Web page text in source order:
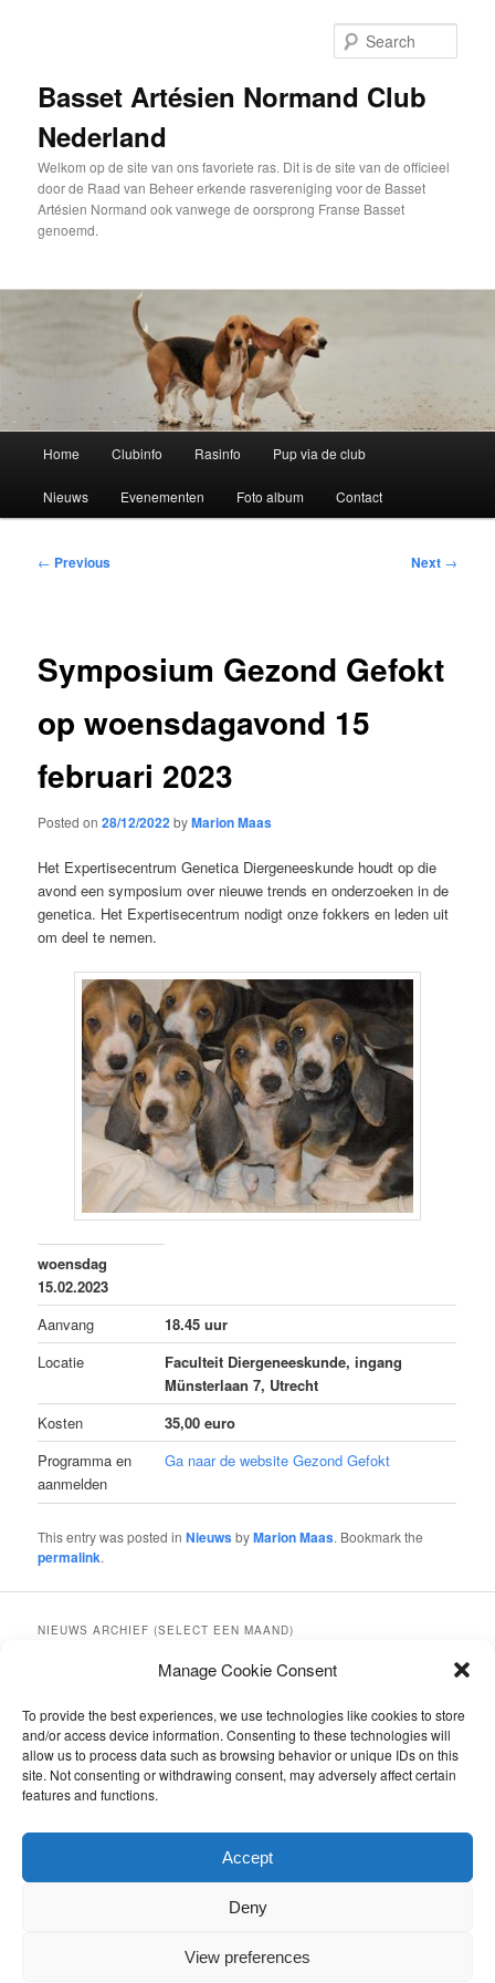
Manage Cookie Consent
To provide the best experiences, we use technologies like cookies to store
and/or access device information. Consenting to these technologies will
allow us to process data such as browsing behavior or unique IDs on this
site. Not consenting or withdrawing consent, may adversely affect certain
features and functions.
Accept
Deny
View preferences
Basset Artésien Normand Club
Nederland
Welkom op de site van ons favoriete ras. Dit is de site van de officieel
door de Raad van Beheer erkende rasvereniging voor de Basset
Artésien Normand ook vanwege de oorsprong Franse Basset
genoemd.
Home Clubinfo Rasinfo Pup via de club
Nieuws Evenementen Foto album Contact
Post
← Previous Next →
Symposium Gezond Gefokt
op woensdagavond 15
februari 2023
Posted on28/12/2022byMarion Maas
Het Expertisecentrum Genetica Diergeneeskunde houdt op die
avond een symposium over nieuwe trends en onderzoeken in de
genetica. Het Expertisecentrum nodigt onze fokkers en leden uit
om deel te nemen.
woensdag
15.02.2023
Aanvang
18.45 uur
Locatie
Faculteit Diergeneeskunde, ingang
Münsterlaan 7, Utrecht
Kosten
35,00 euro
Programma en
aanmelden
Ga naar de website Gezond Gefokt
This entry was posted inNieuwsbyMarion Maas. Bookmark the
permalink.
NIEUWS ARCHIEF (SELECT EEN MAAND)
een
maand)
LAATSTE BERICHTEN
Jonge Hondendag 20 september 2026 in Soest
Pups verwacht
Zomerwandeling ‘Het Leesten’ 14 juni 2026
Voorjaarspret voor Baas en Basset in Voorthuizen
Voorjaarswandeling zondag 22 maart 2026 Wilbrinkbos
Proudly powered by WordPress